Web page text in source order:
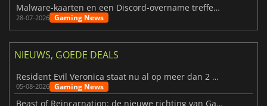
Malware-kaarten en een Discord-overname treffen Meccha Chameleon
28-07-2026 Gaming News
NIEUWS, GOEDE DEALS
Resident Evil Veronica staat nu al op meer dan 2 miljoen verlanglijstjes
05-08-2026 Gaming News
Beast of Reincarnation: de nieuwe richting van Game Freak